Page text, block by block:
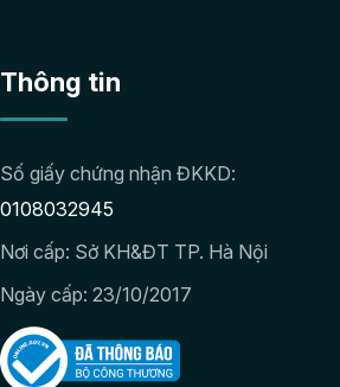
Thông tin
Số giấy chứng nhận ĐKKD:
0108032945
Nơi cấp: Sở KH&ĐT TP. Hà Nội
Ngày cấp: 23/10/2017